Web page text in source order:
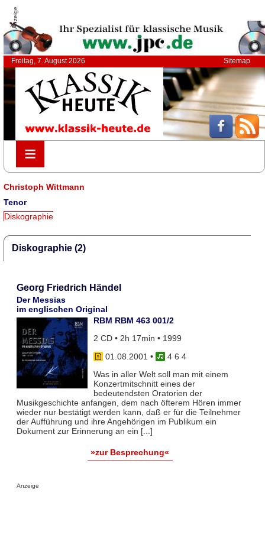
Anzeige
Freitag, 7. August 2026 Sitemap
≡
≡
Christoph Wittmann
Tenor
Diskographie
Diskographie (2)
Georg Friedrich Händel
Der Messias
im englischen Original
RBM RBM 463 001/2
2 CD • 2h 17min • 1999
01.08.2001 •
4 6 4
Was in aller Welt soll man mit einem
Konzertmitschnitt eines der
bedeutendsten Oratorien der
Musikgeschichte anfangen, dem nach öfterem Hören immer
wieder nur bestätigt werden kann, daß er für die Teilnehmer
der Aufführung und ihre Angehörigen im Publikum ein
Dokument zur Erinnerung an ein [...]
»zur Besprechung«
Anzeige